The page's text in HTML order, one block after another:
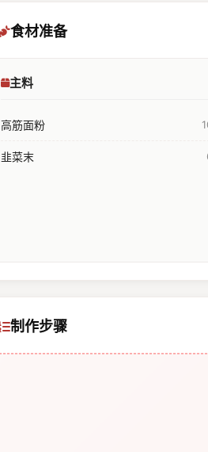
食材准备
主料
高筋面粉
韭菜末
制作步骤